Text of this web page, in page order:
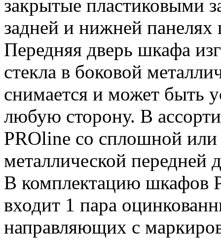
закрытые пластиковыми
задней и нижней
Передняя дверь шкафа
стекла в боковой
снимается и может быть
любую сторону. В
PROline со сплошной
металлической передней
В комплектацию шкафов
входит 1 пара
направляющих с